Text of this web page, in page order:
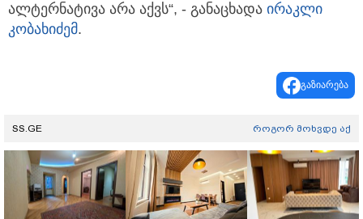
ალტერნატივა არა აქვს“, - განაცხადა ირაკლი
კობახიძემ.
გაზიარება
SS.GE როგორ მოხვდე აქ